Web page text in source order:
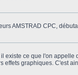
AMSTRAD CPC,
existe ce que l'on
effets graphiques. C'est